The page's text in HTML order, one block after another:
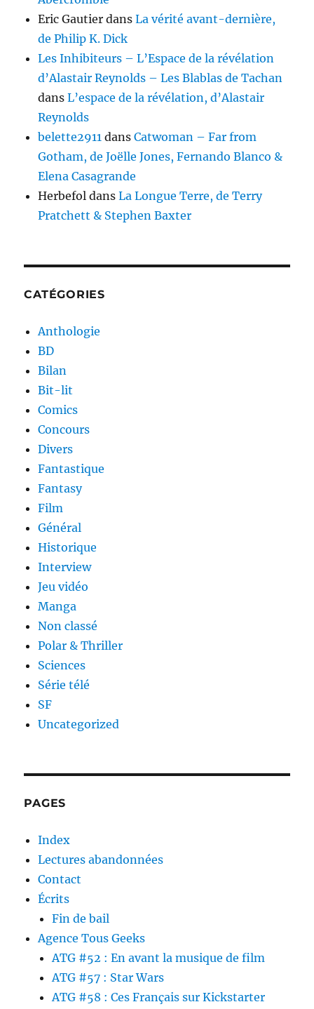
Eric Gautier dansLa vérité avant-dernière,
de Philip K. Dick
Les Inhibiteurs – L’Espace de la révélation
d’Alastair Reynolds – Les Blablas de Tachan
dansL’espace de la révélation, d’Alastair
Reynolds
belette2911 dansCatwoman – Far from
Gotham, de Joëlle Jones, Fernando Blanco &
Elena Casagrande
Herbefol dansLa Longue Terre, de Terry
Pratchett & Stephen Baxter
CATÉGORIES
Anthologie
BD
Bilan
Bit-lit
Comics
Concours
Divers
Fantastique
Fantasy
Film
Général
Historique
Interview
Jeu vidéo
Manga
Non classé
Polar & Thriller
Sciences
Série télé
SF
Uncategorized
PAGES
Index
Lectures abandonnées
Contact
Écrits
Fin de bail
Agence Tous Geeks
ATG #52 : En avant la musique de film
ATG #57 : Star Wars
ATG #58 : Ces Français sur Kickstarter